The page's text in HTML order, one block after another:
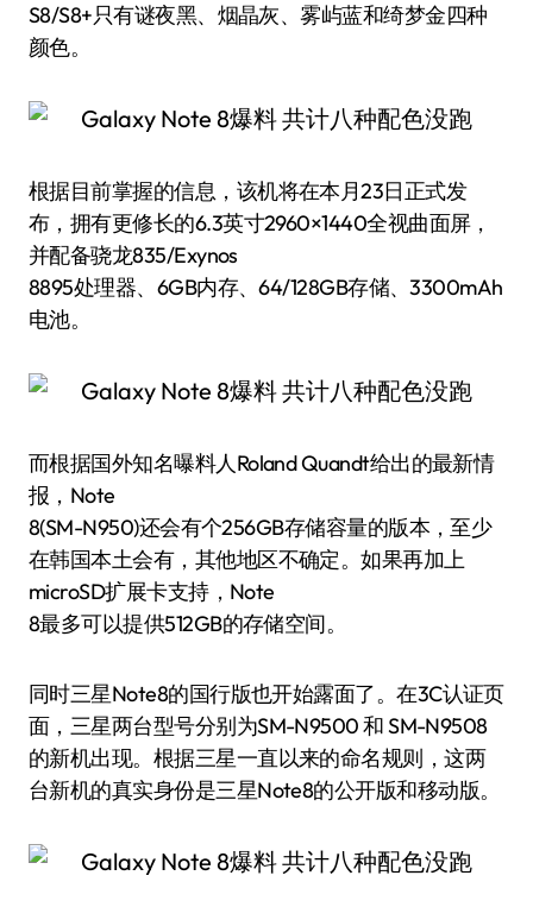
S8/S8+只有谜夜黑、烟晶灰、雾屿蓝和绮梦金四种
颜色。
根据目前掌握的信息，该机将在本月23日正式发
布，拥有更修长的6.3英寸2960×1440全视曲面屏，
并配备骁龙835/Exynos
8895处理器、6GB内存、64/128GB存储、3300mAh
电池。
而根据国外知名曝料人Roland Quandt给出的最新情
报，Note
8(SM-N950)还会有个256GB存储容量的版本，至少
在韩国本土会有，其他地区不确定。如果再加上
microSD扩展卡支持，Note
8最多可以提供512GB的存储空间。
同时三星Note8的国行版也开始露面了。在3C认证页
面，三星两台型号分别为SM-N9500 和 SM-N9508
的新机出现。根据三星一直以来的命名规则，这两
台新机的真实身份是三星Note8的公开版和移动版。